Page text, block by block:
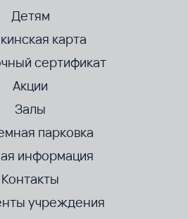
Детям
карта
сертификат
Акции
Залы
парковка
информация
Контакты
учреждения